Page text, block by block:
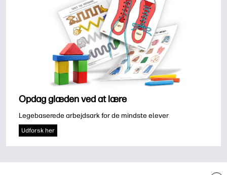
Opdag glæden ved at lære
Legebaserede arbejdsark for de mindste elever
Udforsk her